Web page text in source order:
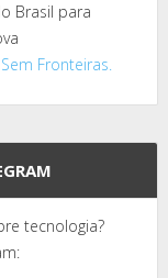
Brasil para
Fronteiras.
tecnologia?